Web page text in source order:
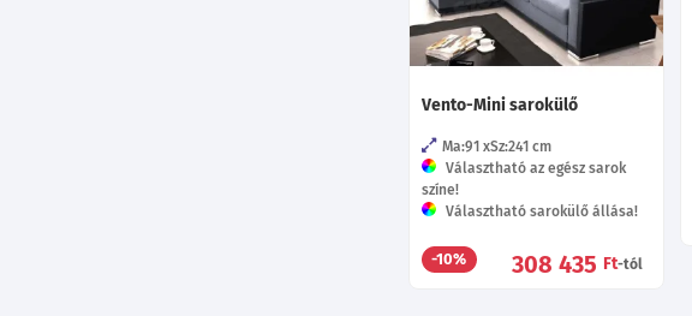
Vento-Mini sarokülő
Ma:91 Sz:241cm
Választható az egész sarok
színe!
Választható sarokülő állása!
-10% 308 435 Ft-tól